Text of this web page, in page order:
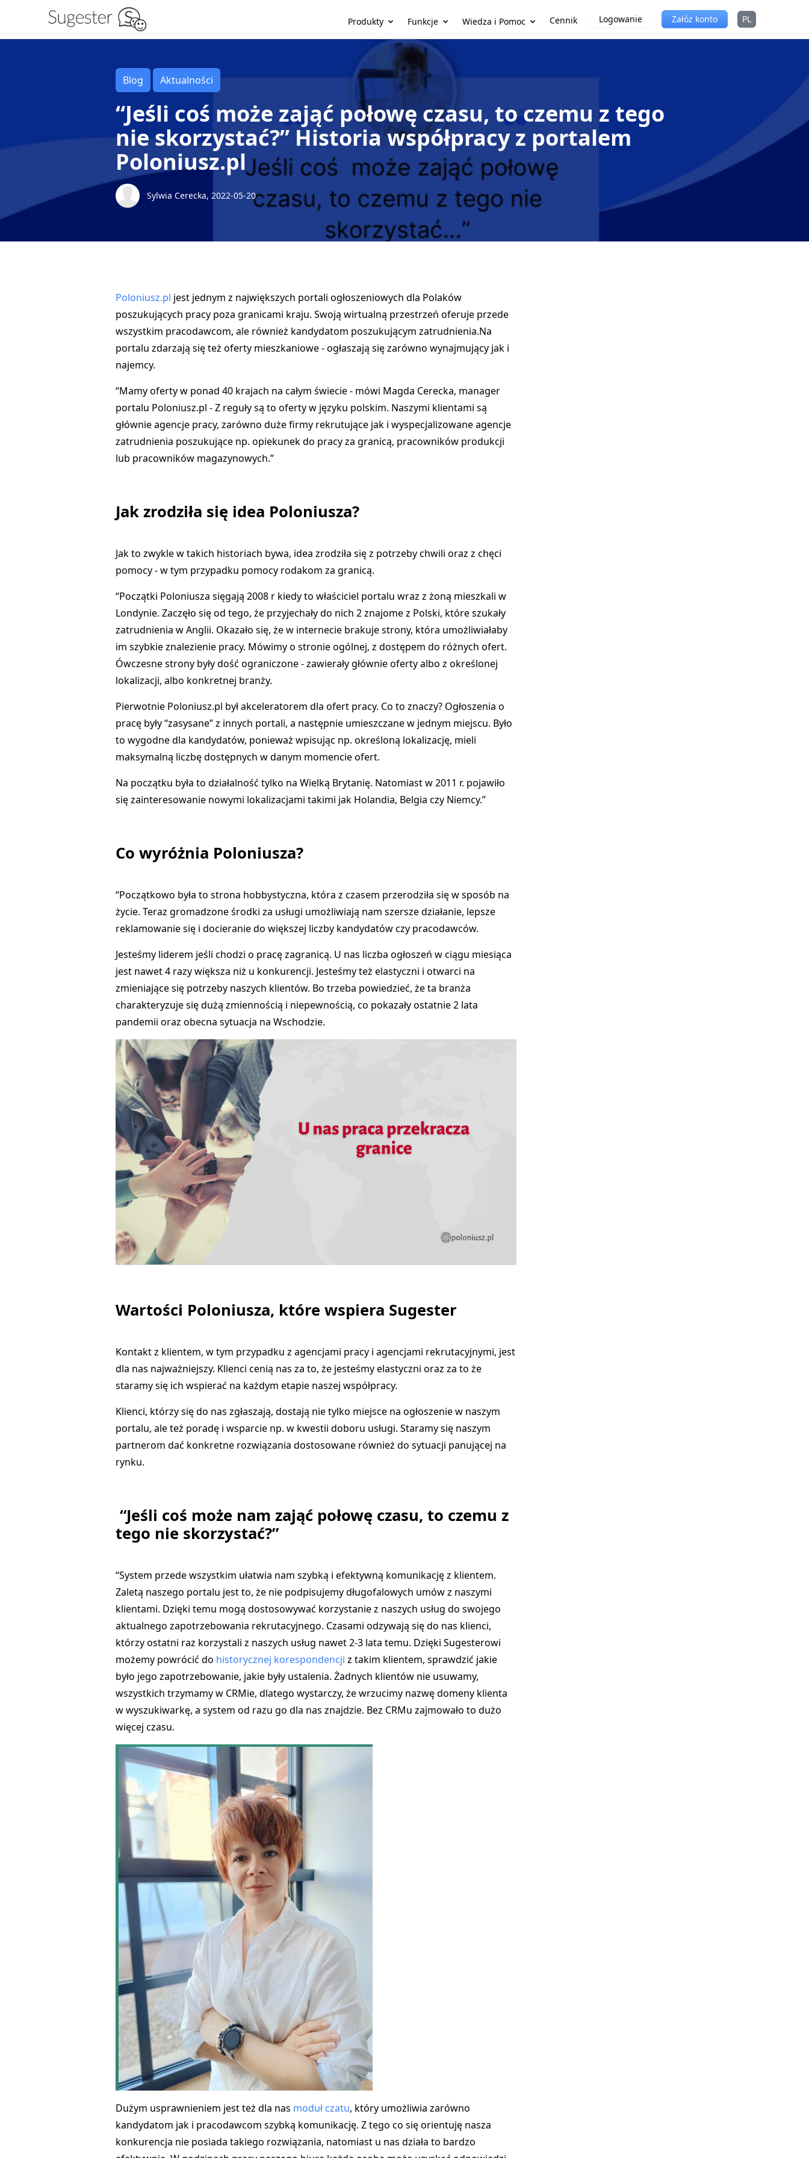
Produkty Funkcje Wiedza i Pomoc Cennik Logowanie Załóż konto PL
Blog Aktualności
“Jeśli coś może zająć połowę czasu, to czemu z tego
nie skorzystać?” Historia współpracy z portalem
Poloniusz.pl
Sylwia Cerecka, 2022-05-20
Poloniusz.pl jest jednym z największych portali ogłoszeniowych dla Polaków
poszukujących pracy poza granicami kraju. Swoją wirtualną przestrzeń oferuje przede
wszystkim pracodawcom, ale również kandydatom poszukującym zatrudnienia.Na
portalu zdarzają się też oferty mieszkaniowe - ogłaszają się zarówno wynajmujący jak i
najemcy.
“Mamy oferty w ponad 40 krajach na całym świecie - mówi Magda Cerecka, manager
portalu Poloniusz.pl - Z reguły są to oferty w języku polskim. Naszymi klientami są
głównie agencje pracy, zarówno duże firmy rekrutujące jak i wyspecjalizowane agencje
zatrudnienia poszukujące np. opiekunek do pracy za granicą, pracowników produkcji
lub pracowników magazynowych.”
Jak zrodziła się idea Poloniusza?
Jak to zwykle w takich historiach bywa, idea zrodziła się z potrzeby chwili oraz z chęci
pomocy - w tym przypadku pomocy rodakom za granicą.
“Początki Poloniusza sięgają 2008 r kiedy to właściciel portalu wraz z żoną mieszkali w
Londynie. Zaczęło się od tego, że przyjechały do nich 2 znajome z Polski, które szukały
zatrudnienia w Anglii. Okazało się, że w internecie brakuje strony, która umożliwiałaby
im szybkie znalezienie pracy. Mówimy o stronie ogólnej, z dostępem do różnych ofert.
Ówczesne strony były dość ograniczone - zawierały głównie oferty albo z określonej
lokalizacji, albo konkretnej branży.
Pierwotnie Poloniusz.pl był akceleratorem dla ofert pracy. Co to znaczy? Ogłoszenia o
pracę były “zasysane” z innych portali, a następnie umieszczane w jednym miejscu. Było
to wygodne dla kandydatów, ponieważ wpisując np. określoną lokalizację, mieli
maksymalną liczbę dostępnych w danym momencie ofert.
Na początku była to działalność tylko na Wielką Brytanię. Natomiast w 2011 r. pojawiło
się zainteresowanie nowymi lokalizacjami takimi jak Holandia, Belgia czy Niemcy.”
Co wyróżnia Poloniusza?
“Początkowo była to strona hobbystyczna, która z czasem przerodziła się w sposób na
życie. Teraz gromadzone środki za usługi umożliwiają nam szersze działanie, lepsze
reklamowanie się i docieranie do większej liczby kandydatów czy pracodawców.
Jesteśmy liderem jeśli chodzi o pracę zagranicą. U nas liczba ogłoszeń wciągu miesiąca
jest nawet 4 razy większa niż u konkurencji. Jesteśmy też elastyczni i otwarci na
zmieniające się potrzeby naszych klientów. Bo trzeba powiedzieć, że ta branża
charakteryzuje się dużą zmiennością i niepewnością, co pokazały ostatnie 2 lata
pandemii oraz obecna sytuacja na Wschodzie.
Wartości Poloniusza, które wspiera Sugester
Kontakt z klientem, w tym przypadku z agencjami pracy i agencjami rekrutacyjnymi, jest
dla nas najważniejszy. Klienci cenią nas za to, że jesteśmy elastyczni oraz za to że
staramy się ich wspierać na każdym etapie naszej współpracy.
Klienci, którzy się do nas zgłaszają, dostają nie tylko miejsce na ogłoszenie w naszym
portalu, ale też poradę i wsparcie np. w kwestii doboru usługi. Staramy się naszym
partnerom dać konkretne rozwiązania dostosowane również do sytuacji panującej na
rynku.
“Jeśli coś może nam zająć połowę czasu, to czemu z
tego nie skorzystać?”
“System przede wszystkim ułatwia nam szybką i efektywną komunikację z klientem.
Zaletą naszego portalu jest to, że nie podpisujemy długofalowych umów z naszymi
klientami. Dzięki temu mogą dostosowywać korzystanie z naszych usług do swojego
aktualnego zapotrzebowania rekrutacyjnego. Czasami odzywają się do nas klienci,
którzy ostatni raz korzystali z naszych usług nawet 2-3 lata temu. Dzięki Sugesterowi
możemy powrócić do historycznej korespondencji z takim klientem, sprawdzić jakie
było jego zapotrzebowanie, jakie były ustalenia. Żadnych klientów nie usuwamy,
wszystkich trzymamy w CRMie, dlatego wystarczy, że wrzucimy nazwę domeny klienta
w wyszukiwarkę, a system od razu go dla nas znajdzie. Bez CRMu zajmowało to dużo
więcej czasu.
Dużym usprawnieniem jest też dla nas moduł czatu, który umożliwia zarówno
kandydatom jak i pracodawcom szybką komunikację. Z tego co się orientuję nasza
konkurencja nie posiada takiego rozwiązania, natomiast u nas działa to bardzo